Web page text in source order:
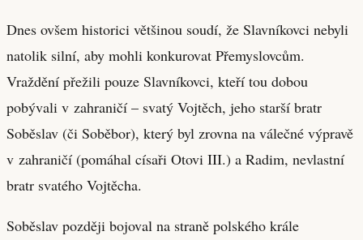
Dnes ovšem historici většinou soudí, že Slavníkovci nebyli
natolik silní, aby mohli konkurovat Přemyslovcům.
Vraždění přežili pouze Slavníkovci, kteří tou dobou
pobývali v zahraničí – svatý Vojtěch, jeho starší bratr
Soběslav (či Soběbor), který byl zrovna na válečné výpravě
v zahraničí (pomáhal císaři Otovi III.) a Radim, nevlastní
bratr svatého Vojtěcha.
Soběslav později bojoval na straně polského krále